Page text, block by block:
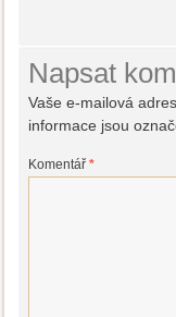
Váš
Napsat
Vaše e-mailová
informace jsou
Komentář*